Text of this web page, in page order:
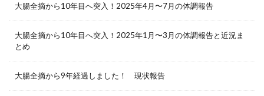
大腸全摘から10年目へ突入！2025年4月〜7月の体調報告
大腸全摘から10年目へ突入！2025年1月〜3月の体調報告と近況ま
とめ
大腸全摘から9年経過しました！ 現状報告